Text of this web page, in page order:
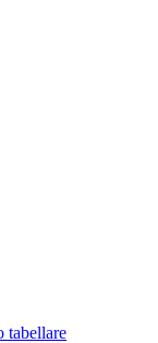
tabellare